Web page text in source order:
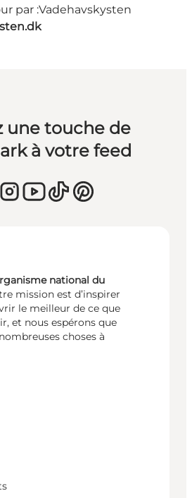
par :Vadehavskysten
une touche de
à votre feed
national du
mission est d’inspirer
le meilleur de ce que
et nous espérons que
choses à